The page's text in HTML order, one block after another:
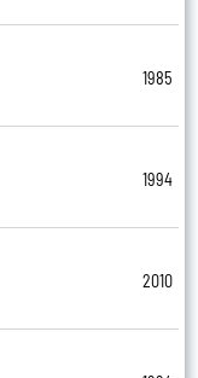
1985
1994
2010